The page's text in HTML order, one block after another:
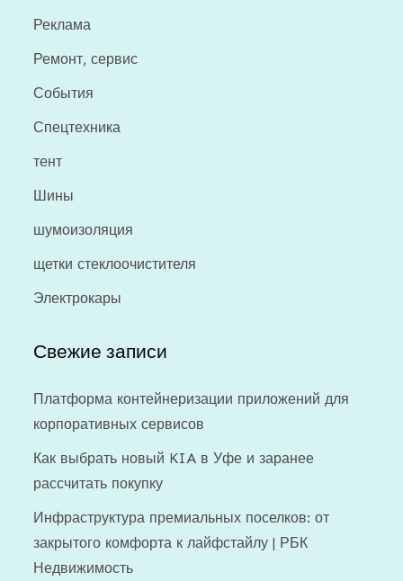
Реклама
Ремонт, сервис
События
Спецтехника
тент
Шины
шумоизоляция
щетки стеклоочистителя
Электрокары
Свежие записи
Платформа контейнеризации приложений для
корпоративных сервисов
Как выбрать новый KIA в Уфе и заранее
рассчитать покупку
Инфраструктура премиальных поселков: от
закрытого комфорта к лайфстайлу | РБК
Недвижимость